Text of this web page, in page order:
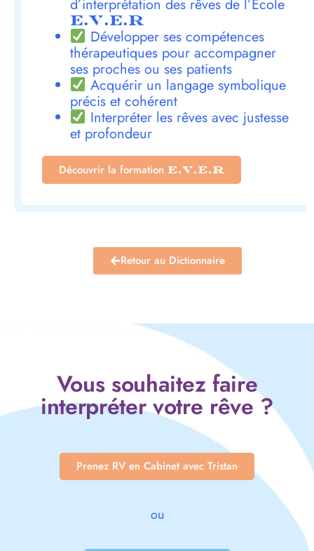
d’interprétation des rêves de l’École
E.V.E.R
Développer ses compétences
thérapeutiques pour accompagner
ses proches ou ses patients
Acquérir un langage symbolique
précis et cohérent
Interpréter les rêves avec justesse
et profondeur
Découvrir la formation E.V.E.R
Retour au Dictionnaire
Vous souhaitez faire
interpréter votre rêve ?
Prenez RV en Cabinet avec Tristan
ou